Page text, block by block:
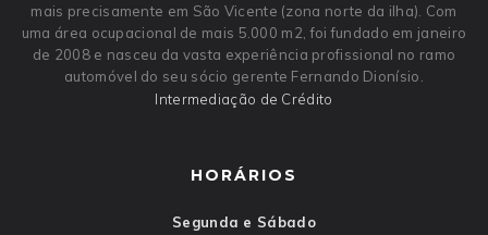
mais precisamente em São Vicente (zona norte da ilha). Com
uma área ocupacional de mais 5.000 m2, foi fundado em janeiro
de 2008 e nasceu da vasta experiência profissional no ramo
automóvel do seu sócio gerente Fernando Dionísio.
Intermediação de Crédito
HORÁRIOS
Segunda e Sábado